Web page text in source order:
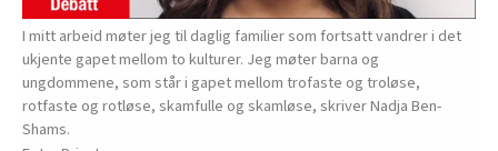
I mitt arbeid møter jeg til daglig familier som fortsatt vandrer i det
ukjente gapet mellom to kulturer. Jeg møter barna og
ungdommene, som står i gapet mellom trofaste og troløse,
rotfaste og rotløse, skamfulle og skamløse, skriver Nadja Ben-
Shams.